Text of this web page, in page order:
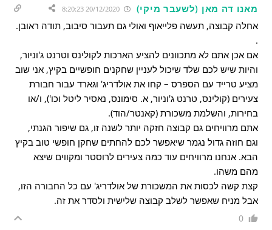
מאנו דה מאן (לשעבר מיקי) 20/12/2020 8:20:23
אחלה קבוצה, תעשה פלייאוף ואולי גם תעבור סיבוב, תודה ראובן.
.
אם אכן אתם לא מתכוונים להציע הארכות לקולינס וטרנט ג'וניור,
והיות שיש לכם שלד שיכול לעניין שחקנים חופשיים בקיץ, אני שוב
מציע טרייד עם הספרס – קחו את אולדריג' וגארד עבור חבורת
צעירים (קולינס, טרנט ג'וניור, א. סימונס, נאסיר ליטל וכו'), ו/או
בחירות, והשלמת משכורת (קאנטר/הוד).
אתם מרוויחים גם קבוצה חזקה יותר לשנה זו, גם שיפור הגנתי,
וגם חוזה גדול נגמר שיאפשר לכם להחתים שחקן חופשי טוב בקיץ
הבא. אנחנו מרוויחים עוד כמה צעירים לרוסטר ומקווים שיצא
מהם משהו.
קצת קשה לכסות את המשכורת של אולדריג' עם כל החבורה הזו,
אבל מניח שאפשר לשלב קבוצה שלישית ולסדר את זה.
0